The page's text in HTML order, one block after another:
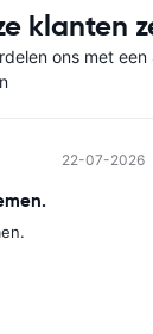
klanten
ons met
22-07-2026